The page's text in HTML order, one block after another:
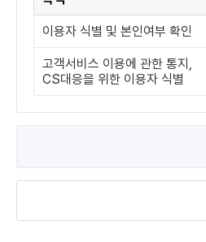
이용자 식별 및 본인여부 확인
고객서비스 이용에 관한 통지,
CS대응을 위한 이용자 식별